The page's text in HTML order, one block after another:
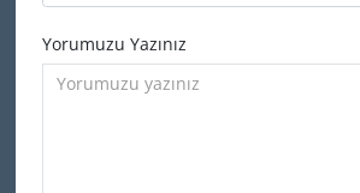
Yorumuzu Yazınız